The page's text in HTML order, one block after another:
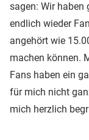
sagen: Wir haben
endlich wieder
angehört wie
machen können.
Fans haben ein
für mich nicht
mich herzlich